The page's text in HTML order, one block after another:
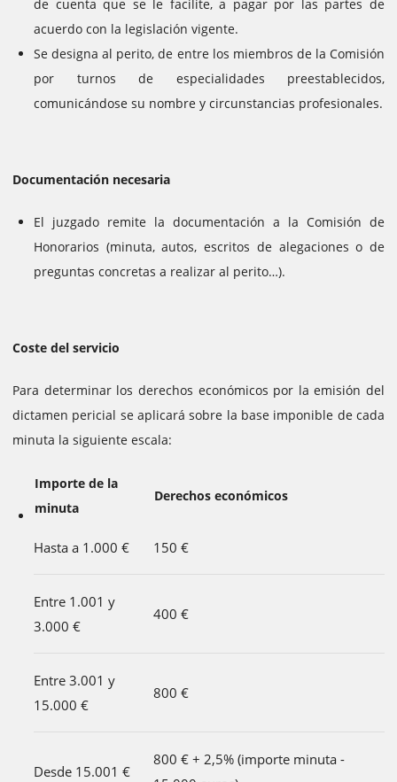
de cuenta que se le facilite, a pagar por las partes de
acuerdo con la legislación vigente.
Se designa al perito, de entre los miembros de la Comisión
por turnos de especialidades preestablecidos,
comunicándose su nombre y circunstancias profesionales.
Documentación necesaria
El juzgado remite la documentación a la Comisión de
Honorarios (minuta, autos, escritos de alegaciones o de
preguntas concretas a realizar al perito…).
Coste del servicio
Para determinar los derechos económicos por la emisión del
dictamen pericial se aplicará sobre la base imponible de cada
minuta la siguiente escala:
Importe de la
minuta
Derechos económicos
Hasta a 1.000 € 150 €
Entre 1.001 y
3.000 €
400 €
Entre 3.001 y
15.000 €
800 €
Desde 15.001 €
800 € + 2,5% (importe minuta -